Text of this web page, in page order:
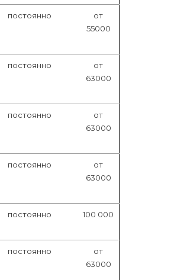
постоянно
от
55000
постоянно
от
63000
постоянно
от
63000
постоянно
от
63000
постоянно 100 000
постоянно
от
63000